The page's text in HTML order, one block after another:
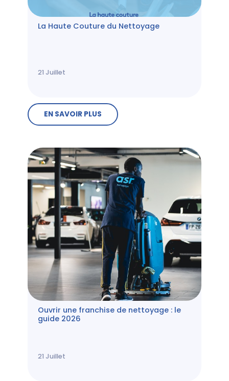
La Haute Couture du Nettoyage
21 Juillet
EN SAVOIR PLUS
Ouvrir une franchise de nettoyage : le
guide 2026
21 Juillet